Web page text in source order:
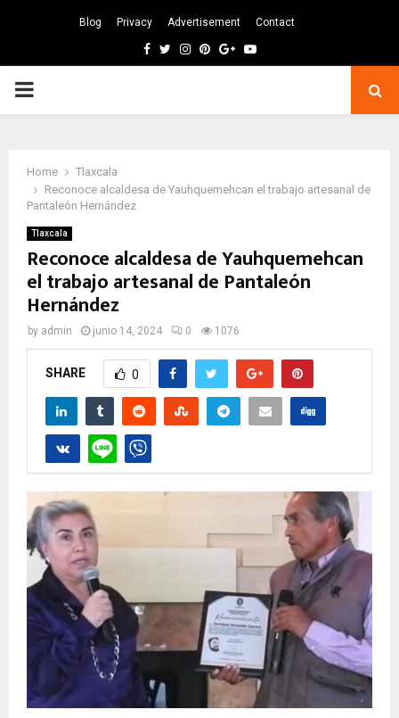
Blog Privacy Advertisement Contact
Facebook
TwitterInstagram
Pinterest
GoogleYoutube
PRIMARY
Home
Tlaxcala
Reconoce alcaldesa de Yauhquemehcan el trabajo artesanal de
Pantaleón Hernández
Tlaxcala
Reconoce alcaldesa de Yauhquemehcan
el trabajo artesanal de Pantaleón
Hernández
by admin junio 14, 2024 0 1076
SHARE 0